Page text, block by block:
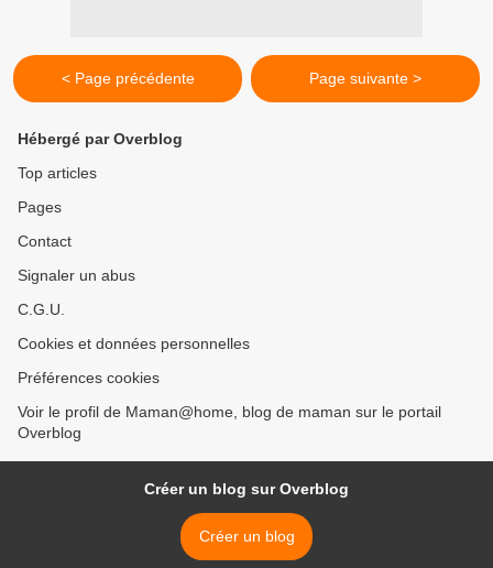
< Page précédente Page suivante >
Hébergé par Overblog
Top articles
Pages
Contact
Signaler un abus
C.G.U.
Cookies et données personnelles
Préférences cookies
Voir le profil de Maman@home, blog de maman sur le portail
Overblog
Créer un blog sur Overblog
Créer un blog